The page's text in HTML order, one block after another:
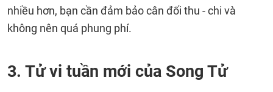
nhiều hơn, bạn cần đảm bảo cân đối thu - chi và
không nên quá phung phí.
3. Tử vi tuần mới của Song Tử